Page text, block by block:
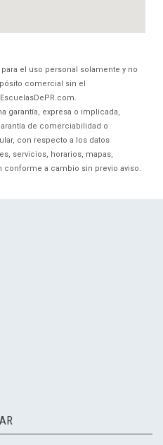
el uso personal solamente y no
comercial sin el
garantía, expresa o implicada,
de comerciabilidad o
con respecto a los datos
servicios, horarios, mapas,
a cambio sin previo aviso.